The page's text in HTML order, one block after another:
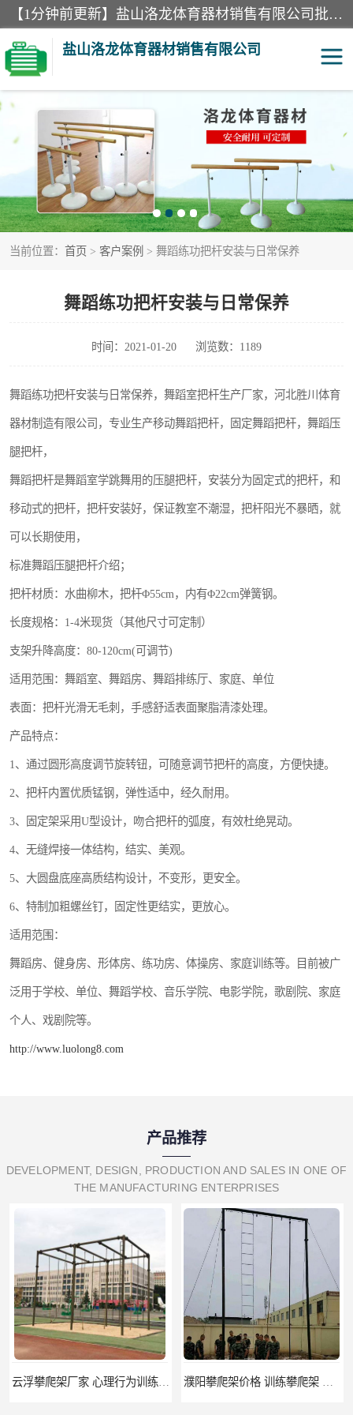
【1分钟前更新】盐山洛龙体育器材销售有限公司批量供应：300米障碍器材、400米障碍器材、部队训练器材、双杠、体操垫、舞蹈把杆等产品。盐山洛龙体育器材销售有限公司经过多年的发展，集研发，生产，销售，售后服务为一体. 奉行“质量，信誉，服务”的宗旨，以开拓创新的精神和真诚守信的态度积极进取。
盐山洛龙体育器材销售有限公司
当前位置： 首页 > 客户案例 > 舞蹈练功把杆安装与日常保养
舞蹈练功把杆安装与日常保养
时间：2021-01-20 浏览数：1189
舞蹈练功把杆安装与日常保养，舞蹈室把杆生产厂家，河北胜川体育
器材制造有限公司，专业生产移动舞蹈把杆，固定舞蹈把杆，舞蹈压
腿把杆，
舞蹈把杆是舞蹈室学跳舞用的压腿把杆，安装分为固定式的把杆，和
移动式的把杆，把杆安装好，保证教室不潮湿，把杆阳光不暴晒，就
可以长期使用，
标准舞蹈压腿把杆介绍；
把杆材质：水曲柳木，把杆Φ55cm，内有Φ22cm弹簧钢。
长度规格：1-4米现货（其他尺寸可定制）
支架升降高度：80-120cm(可调节)
适用范围：舞蹈室、舞蹈房、舞蹈排练厅、家庭、单位
表面：把杆光滑无毛刺，手感舒适表面聚脂清漆处理。
产品特点：
1、通过圆形高度调节旋转钮，可随意调节把杆的高度，方便快捷。
2、把杆内置优质锰钢，弹性适中，经久耐用。
3、固定架采用U型设计，吻合把杆的弧度，有效杜绝晃动。
4、无缝焊接一体结构，结实、美观。
5、大圆盘底座高质结构设计，不变形，更安全。
6、特制加粗螺丝钉，固定性更结实，更放心。
适用范围：
舞蹈房、健身房、形体房、练功房、体操房、家庭训练等。目前被广
泛用于学校、单位、舞蹈学校、音乐学院、电影学院，歌剧院、家庭
个人、戏剧院等。
http://www.luolong8.com
产品推荐
DEVELOPMENT, DESIGN, PRODUCTION AND SALES IN ONE OF
THE MANUFACTURING ENTERPRISES
单双杠 舞蹈把杆
400米障碍器材 体操垫
300米障碍器材 攀爬架
塑胶跑道 400米障碍器材1
警犬训练器材 心理行为训练器材